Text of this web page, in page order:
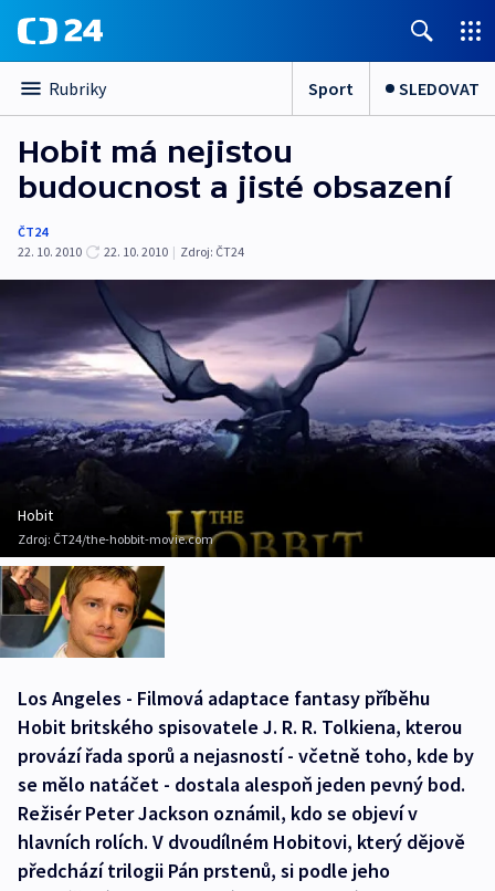
Rubriky Sport SLEDOVAT
Hobit má nejistou
budoucnost a jisté obsazení
ČT24
22. 10. 2010
22. 10. 2010 | Zdroj: ČT24
Hobit
Zdroj: ČT24/the-hobbit-movie.com
Los Angeles - Filmová adaptace fantasy příběhu
Hobit britského spisovatele J. R. R. Tolkiena, kterou
provází řada sporů a nejasností - včetně toho, kde by
se mělo natáčet - dostala alespoň jeden pevný bod.
Režisér Peter Jackson oznámil, kdo se objeví v
hlavních rolích. V dvoudílném Hobitovi, který dějově
předchází trilogii Pán prstenů, si podle jeho